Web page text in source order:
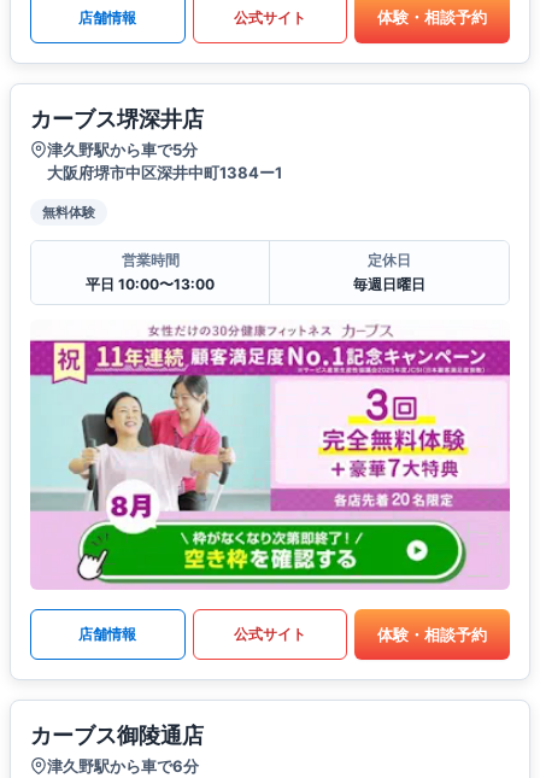
店舗情報 公式サイト 体験・相談予約
カーブス堺深井店
津久野駅から車で5分
大阪府堺市中区深井中町1384ー1
無料体験
営業時間
平日 10:00〜13:00
定休日
毎週日曜日
店舗情報 公式サイト 体験・相談予約
カーブス御陵通店
津久野駅から車で6分